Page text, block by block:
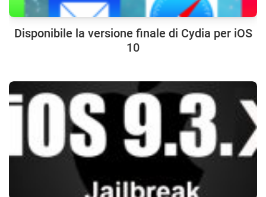
Disponibile la versione finale di Cydia per iOS
10